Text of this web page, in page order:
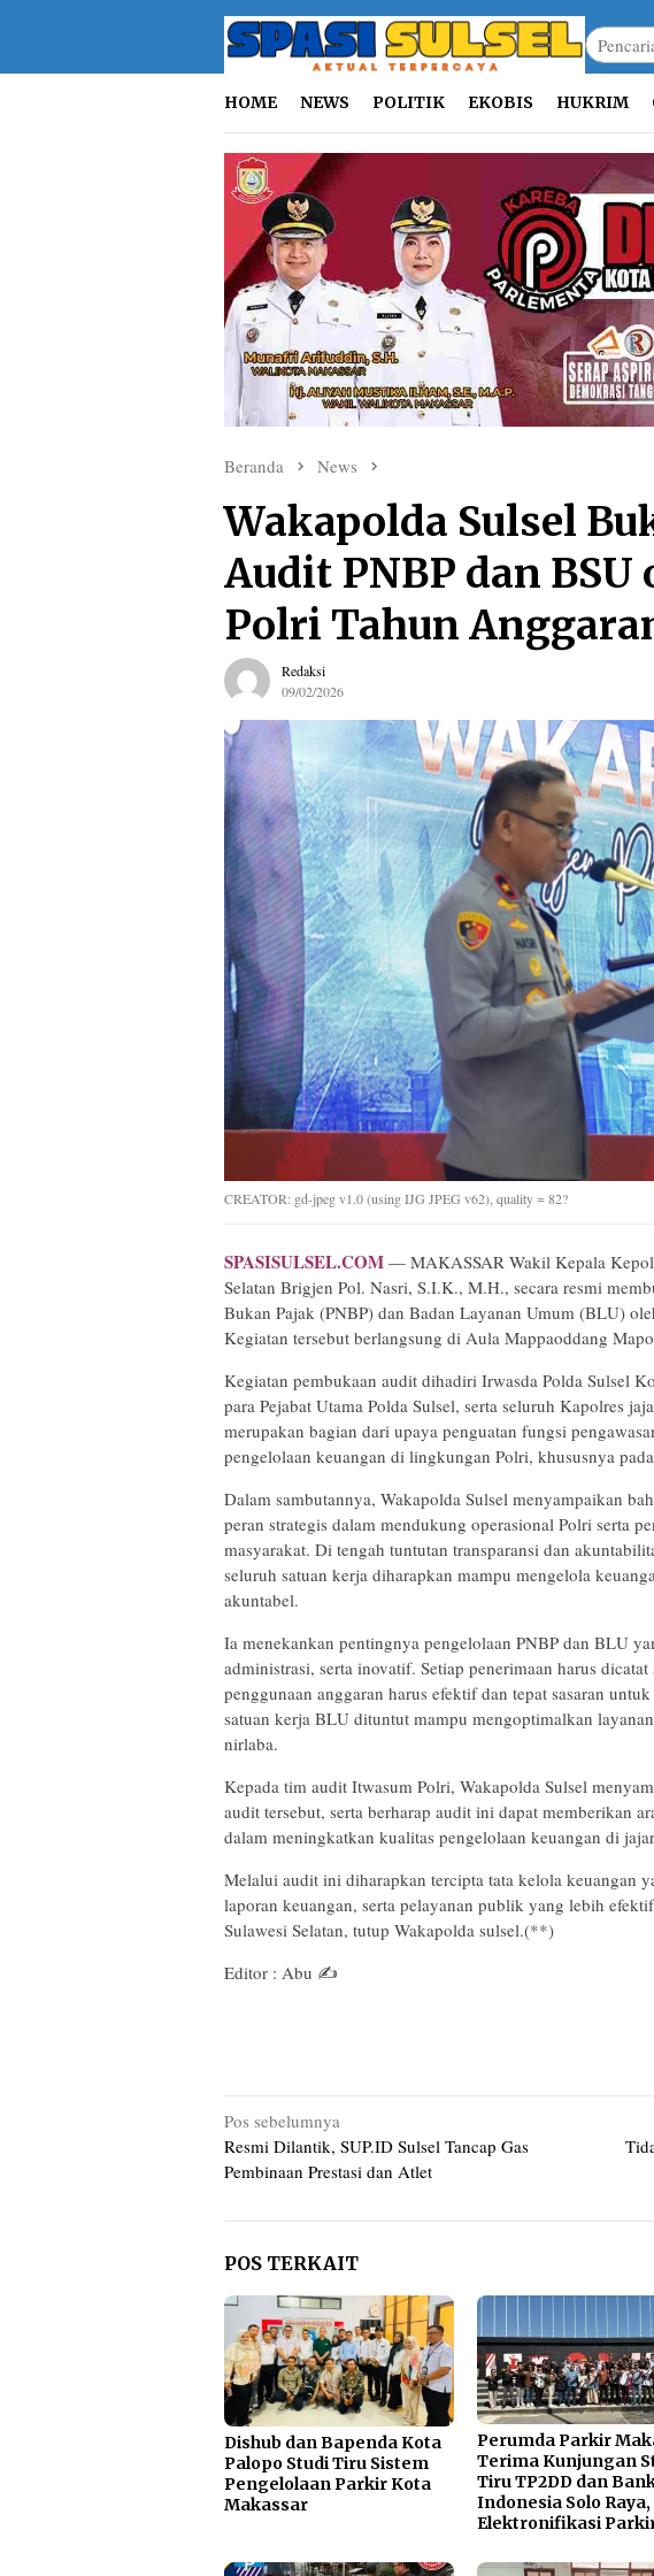
HOME NEWS POLITIK EKOBIS HUKRIM
Beranda News
Wakapolda Sulsel
Audit PNBP dan
Polri Tahun
Redaksi
09/02/2026
CREATOR: gd-jpeg v1.0 (using IJG JPEG v62), quality = 82?
SPASISULSEL.COM — MAKASSAR Wakil Kepala
Selatan Brigjen Pol. Nasri, S.I.K., M.H., secara resmi
Bukan Pajak (PNBP) dan Badan Layanan Umum (BLU)
Kegiatan tersebut berlangsung di Aula Mappaoddang
Kegiatan pembukaan audit dihadiri Irwasda Polda Sulsel
para Pejabat Utama Polda Sulsel, serta seluruh Kapolres
merupakan bagian dari upaya penguatan fungsi
pengelolaan keuangan di lingkungan Polri, khususnya
Dalam sambutannya, Wakapolda Sulsel menyampaikan
peran strategis dalam mendukung operasional Polri serta
masyarakat. Di tengah tuntutan transparansi dan
seluruh satuan kerja diharapkan mampu mengelola
akuntabel.
Ia menekankan pentingnya pengelolaan PNBP dan BLU
administrasi, serta inovatif. Setiap penerimaan harus
penggunaan anggaran harus efektif dan tepat sasaran
satuan kerja BLU dituntut mampu mengoptimalkan
nirlaba.
Kepada tim audit Itwasum Polri, Wakapolda Sulsel
audit tersebut, serta berharap audit ini dapat memberikan
dalam meningkatkan kualitas pengelolaan keuangan di
Melalui audit ini diharapkan tercipta tata kelola keuangan
laporan keuangan, serta pelayanan publik yang lebih
Sulawesi Selatan, tutup Wakapolda sulsel.(**)
Editor : Abu ✍️
Navigasi
pos
Pos sebelumnya
Resmi Dilantik, SUP.ID Sulsel Tancap Gas
Pembinaan Prestasi dan Atlet
POS TERKAIT
Dishub dan Bapenda Kota
Palopo Studi Tiru Sistem
Pengelolaan Parkir Kota
Makassar
Perumda Parkir
Terima Kunjungan
Tiru TP2DD dan
Indonesia Solo Raya,
Elektronifikasi